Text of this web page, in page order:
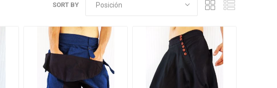
Telas decorativas varios
SORT BY